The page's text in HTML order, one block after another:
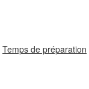
Temps de préparation